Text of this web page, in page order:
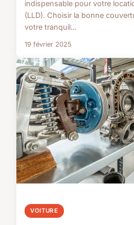
indispensable pour votre
(LLD). Choisir la bonne
votre tranquil...
19 février 2025
VOITURE